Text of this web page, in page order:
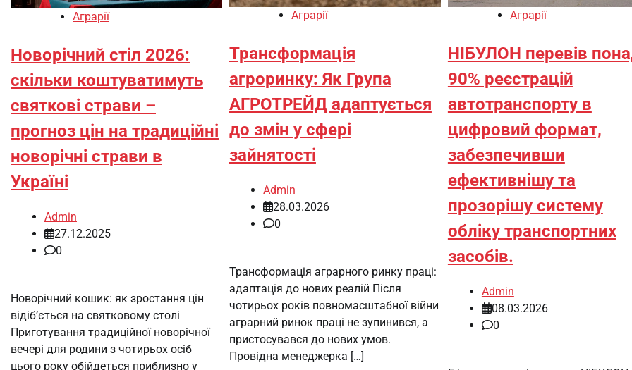
Аграрії
Новорічний стіл 2026:
скільки коштуватимуть
святкові страви –
прогноз цін на традиційні
новорічні страви в
Україні
Admin
27.12.2025
0
Новорічний кошик: як зростання цін
відіб’ється на святковому столі
Приготування традиційної новорічної
вечері для родини з чотирьох осіб
цього року обійдеться приблизно у
Аграрії
Трансформація
агроринку: Як Група
АГРОТРЕЙД адаптується
до змін у сфері
зайнятості
Admin
28.03.2026
0
Трансформація аграрного ринку праці:
адаптація до нових реалій Після
чотирьох років повномасштабної війни
аграрний ринок праці не зупинився, а
пристосувався до нових умов.
Провідна менеджерка […]
Аграрії
НІБУЛОН перевів
90% реєстрацій
автотранспорту в
цифровий формат,
забезпечивши
ефективнішу та
прозорішу систему
обліку транспортних
засобів.
Admin
08.03.2026
0